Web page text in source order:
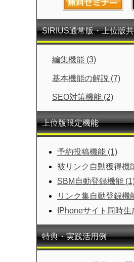
SIRIUS通常版・上位版
編集機能 (3)
基本機能の解説 (7)
SEO対策機能 (2)
上位版限定機能
予約投稿機能 (1)
被リンク自動獲得機
SBM自動登録機能
リンク集自動登録機
IPhoneサイト同時
特典・実践活用例